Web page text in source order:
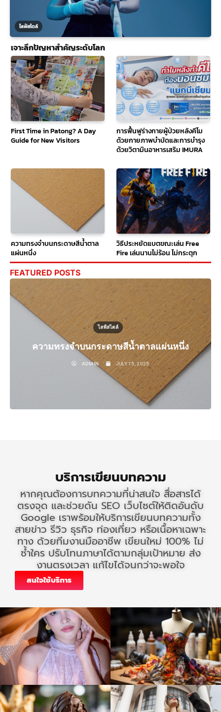
ไลฟ์สไตล์
เจาะลึกปัญหาสำคัญระดับโลก
First Time in Patong? A Day
Guide for New Visitors
การฟื้นฟูร่างกายผู้ป่วยหลังคีโม
ด้วยกายภาพบำบัดและการบำรุง
ด้วยวิตามินอาหารเสริม IMURA
ความทรงจำบนกระดาษสีน้ำตาล
แผ่นหนึ่ง
วิธีประหยัดแบตขณะเล่น Free
Fire เล่นนานไม่ร้อน ไม่กระตุก
FEATURED POSTS
ไลฟ์สไตล์
ความทรงจำบนกระดาษสีน้ำตาลแผ่นหนึ่ง
ADMIN JULY 15, 2025
บริการเขียนบทความ
หากคุณต้องการบทความที่น่าสนใจ สื่อสารได้
ตรงจุด และช่วยดัน SEO เว็บไซต์ให้ติดอันดับ
Google เราพร้อมให้บริการเขียนบทความทั้ง
สายข่าว รีวิว ธุรกิจ ท่องเที่ยว หรือเนื้อหาเฉพาะ
ทาง ด้วยทีมงานมืออาชีพ เขียนใหม่ 100% ไม่
ซ้ำใคร ปรับโทนภาษาได้ตามกลุ่มเป้าหมาย ส่ง
งานตรงเวลา แก้ไขได้จนกว่าจะพอใจ
สนใจใช้บริการ